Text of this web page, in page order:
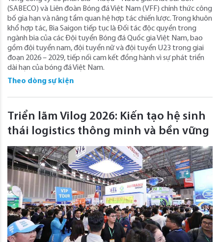
(SABECO) và Liên đoàn Bóng đá Việt Nam (VFF) chính thức công
bố gia hạn và nâng tầm quan hệ hợp tác chiến lược. Trong khuôn
khổ hợp tác, Bia Saigon tiếp tục là Đối tác độc quyền trong
ngành bia của các Đội tuyển Bóng đá Quốc gia Việt Nam, bao
gồm đội tuyển nam, đội tuyển nữ và đội tuyển U23 trong giai
đoạn 2026 – 2029, tiếp nối cam kết đồng hành vì sự phát triển
dài hạn của bóng đá Việt Nam.
Theo dòng sự kiện
Triển lãm Vilog 2026: Kiến tạo hệ sinh
thái logistics thông minh và bền vững